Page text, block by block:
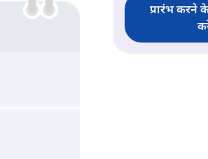
प्रारंभ करने